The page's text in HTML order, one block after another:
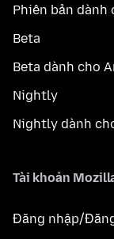
Phiên bản
Beta
Beta dành cho
Nightly
Nightly dành
Tài khoản
Đăng nhập/